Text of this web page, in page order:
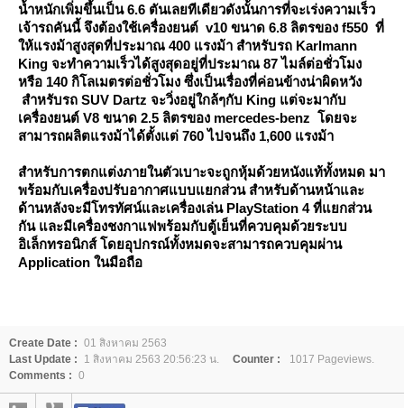
น้ำหนักเพิ่มขึ้นเป็น 6.6 ตันเลยทีเดียวดังนั้นการที่จะเร่งความเร็ว
เจ้ารถคันนี้ จึงต้องใช้เครื่องยนต์ v10 ขนาด 6.8 ลิตรของ f550 ที่
ห้แรงม้าสูงสุดที่ประมาณ 400 แรงม้า สำหรับรถ Karlmann
King จะทำความเร็วได้สูงสุดอยู่ที่ประมาณ 87 ไมล์ต่อชั่วโมง
หรือ 140 กิโลเมตรต่อชั่วโมง ซึ่งเป็นเรื่องที่ค่อนข้างน่าผิดหวัง
สำหรับรถ SUV Dartz จะวิ่งอยู่ใกล้ๆกับ King แต่จะมากับ
เครื่องยนต์ V8 ขนาด 2.5 ลิตรของ mercedes-benz โดยจะ
สามารถผลิตแรงม้าได้ตั้งแต่ 760 ไปจนถึง 1,600 แรงม้า
สำหรับการตกแต่งภายในตัวเบาะจะถูกหุ้มด้วยหนังแท้ทั้งหมด มา
พร้อมกับเครื่องปรับอากาศแบบแยกส่วน สำหรับด้านหน้าและ
ด้านหลังจะมีโทรทัศน์และเครื่องเล่น PlayStation 4 ที่แยกส่วน
กัน และมีเครื่องชงกาแฟพร้อมกับตู้เย็นที่ควบคุมด้วยระบบ
อิเล็กทรอนิกส์ โดยอุปกรณ์ทั้งหมดจะสามารถควบคุมผ่าน
Application ในมือถือ
Create Date : 01 สิงหาคม 2563
Last Update :
1 สิงหาคม 2563 20:56:23 น. Counter :
1017 Pageviews.
Comments : 0